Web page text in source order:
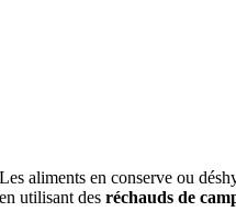
aliments en conserve ou
utilisant des réchauds de